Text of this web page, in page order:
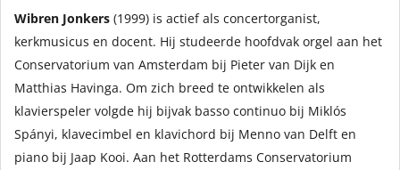
Wibren Jonkers (1999) is actief als concertorganist,
kerkmusicus en docent. Hij studeerde hoofdvak orgel aan het
Conservatorium van Amsterdam bij Pieter van Dijk en
Matthias Havinga. Om zich breed te ontwikkelen als
klavierspeler volgde hij bijvak basso continuo bij Miklós
Spányi, klavecimbel en klavichord bij Menno van Delft en
piano bij Jaap Kooi. Aan het Rotterdams Conservatorium